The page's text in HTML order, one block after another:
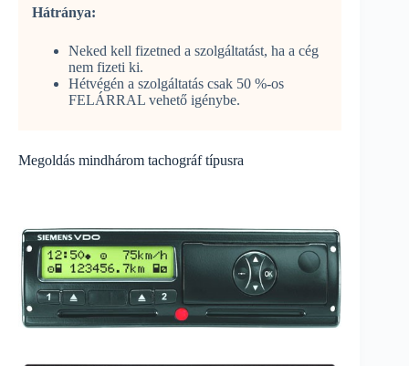
Hátránya:
Neked kell fizetned a szolgáltatást, ha a cég
nem fizeti ki.
Hétvégén a szolgáltatás csak 50 %-os
FELÁRRAL vehető igénybe.
Megoldás mindhárom tachográf típusra